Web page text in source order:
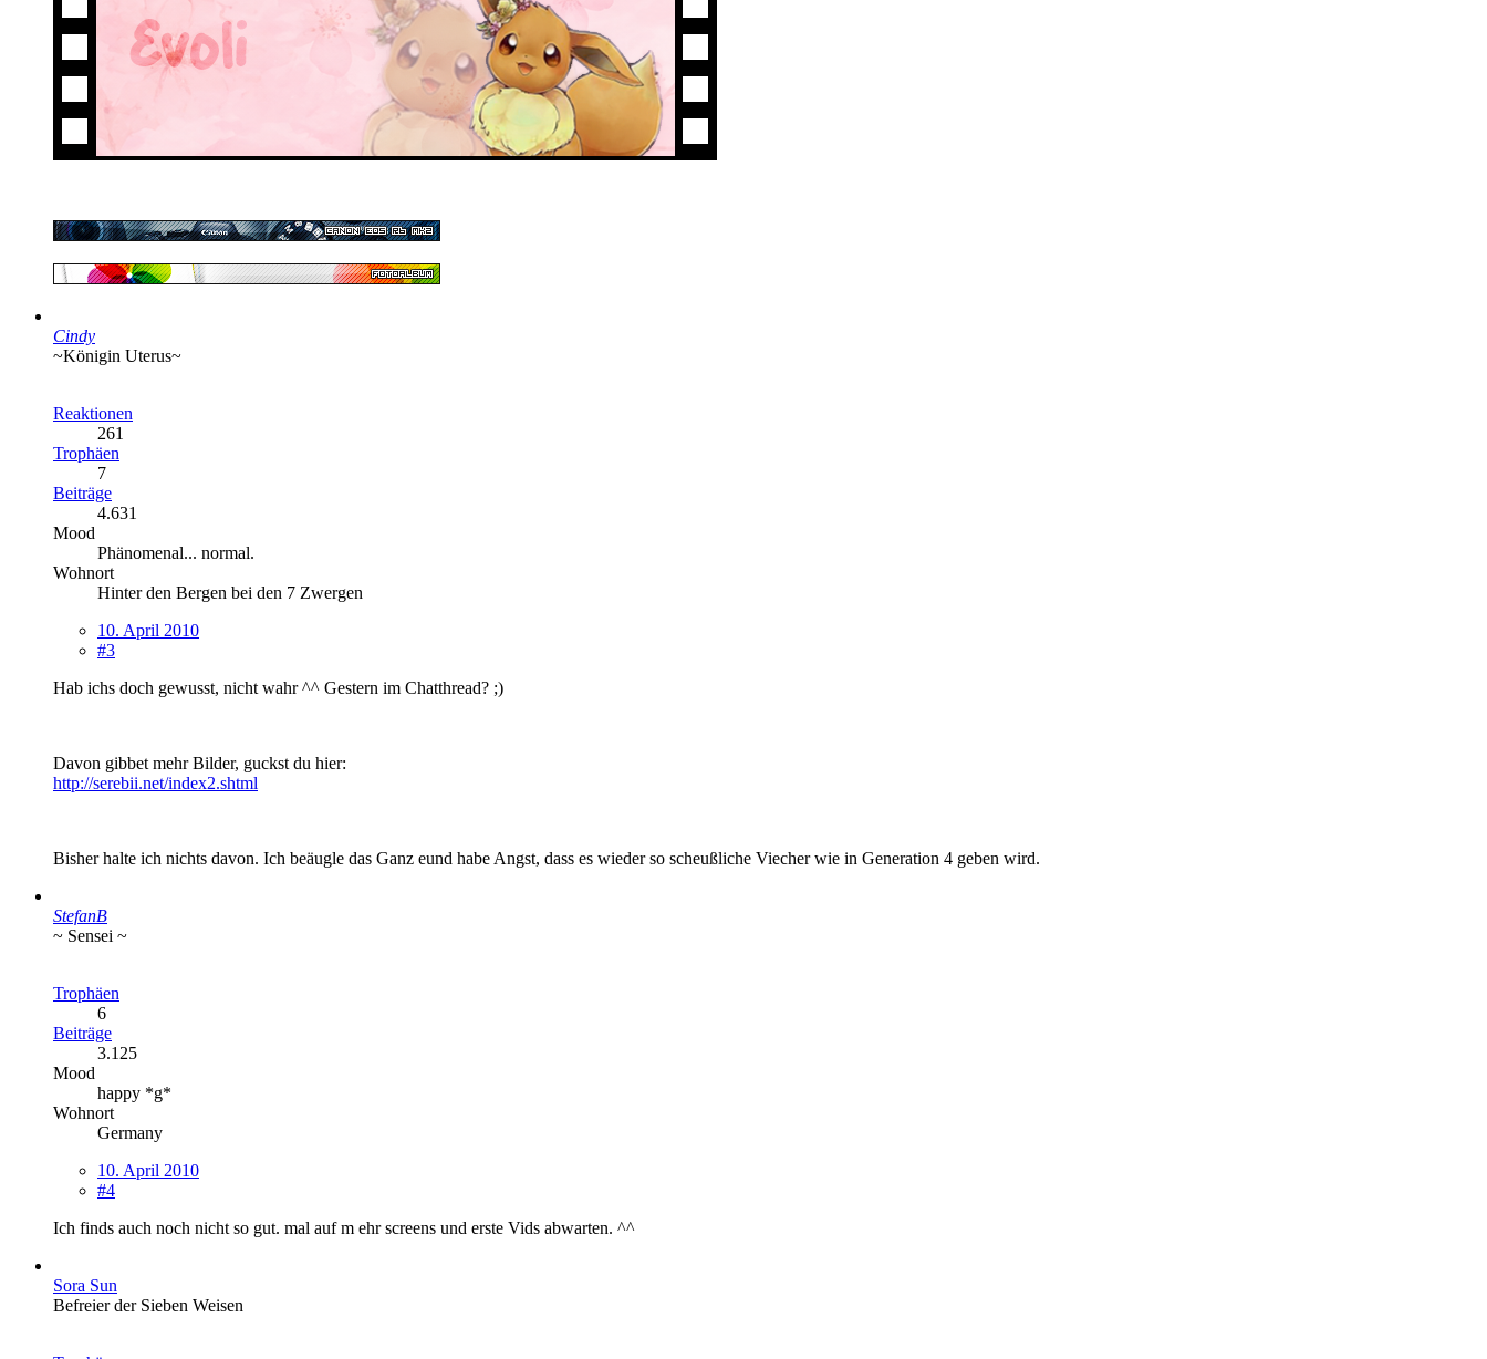
Cindy
~Königin Uterus~
Reaktionen
261
Trophäen
7
Beiträge
4.631
Mood
Phänomenal... normal.
Wohnort
Hinter den Bergen bei den 7 Zwergen
10. April 2010
#3
Hab ichs doch gewusst, nicht wahr ^^ Gestern im Chatthread? ;)
Davon gibbet mehr Bilder, guckst du hier:
http://serebii.net/index2.shtml
Bisher halte ich nichts davon. Ich beäugle das Ganz eund habe Angst, dass es wieder so scheußliche Viecher wie in Generation 4 geben wird.
StefanB
~ Sensei ~
Trophäen
6
Beiträge
3.125
Mood
happy *g*
Wohnort
Germany
10. April 2010
#4
Ich finds auch noch nicht so gut. mal auf m ehr screens und erste Vids abwarten. ^^
Sora Sun
Befreier der Sieben Weisen